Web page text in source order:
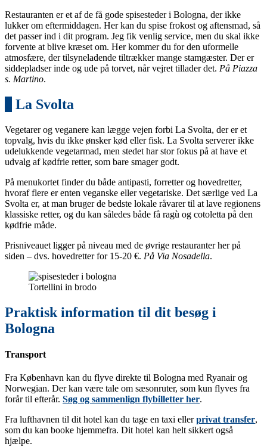
Restauranten er et af de få gode spisesteder i Bologna, der ikke
lukker om eftermiddagen. Her kan du spise frokost og aftensmad, så
det passer ind i dit program. Jeg fik venlig service, men du skal ikke
forvente at blive kræset om. Her kommer du for den uformelle
atmosfære, der tilsyneladende tiltrækker mange stamgæster. Der er
siddepladser inde og ude på torvet, når vejret tillader det. På Piazza
s. Martino.
La Svolta
Vegetarer og veganere kan lægge vejen forbi La Svolta, der er et
topvalg, hvis du ikke ønsker kød eller fisk. La Svolta serverer ikke
udelukkende vegetarmad, men stedet har stor fokus på at have et
udvalg af kødfrie retter, som bare smager godt.
På menukortet finder du både antipasti, forretter og hovedretter,
hvoraf flere er enten veganske eller vegetariske. Det særlige ved La
Svolta er, at man bruger de bedste lokale råvarer til at lave regionens
klassiske retter, og du kan således både få ragù og cotoletta på den
kødfrie måde.
Prisniveauet ligger på niveau med de øvrige restauranter her på
siden – dvs. hovedretter for 15-20 €. På Via Nosadella.
Tortellini in brodo
Praktisk information til dit besøg i
Bologna
Transport
Fra København kan du flyve direkte til Bologna med Ryanair og
Norwegian. Der kan være tale om sæsonruter, som kun flyves fra
forår til efterår. Søg og sammenlign flybilletter her.
Fra lufthavnen til dit hotel kan du tage en taxi ellerprivat transfer,
som du kan booke hjemmefra. Dit hotel kan helt sikkert også
hjælpe.